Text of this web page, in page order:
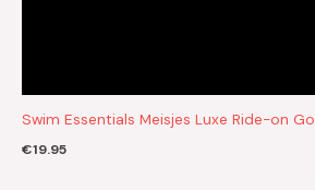
Swim Essentials Meisjes Luxe Ride-on
€19.95